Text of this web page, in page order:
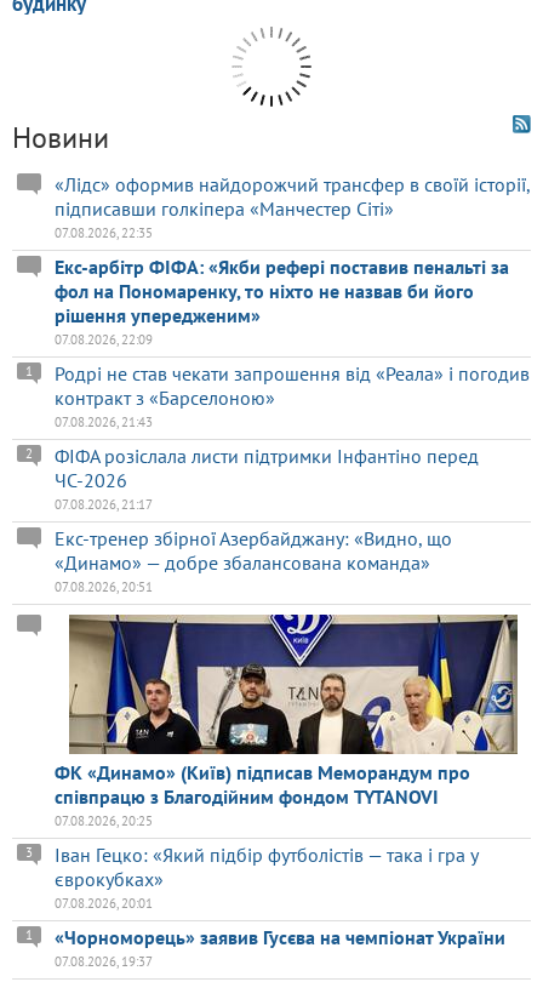
Новини
«Лідс» оформив найдорожчий трансфер в своїй історії,
підписавши голкіпера «Манчестер Сіті»
07.08.2026, 22:35
Екс-арбітр ФІФА: «Якби рефері поставив пенальті за
фол на Пономаренку, то ніхто не назвав би його
рішення упередженим»
07.08.2026, 22:09
Родрі не став чекати запрошення від «Реала» і погодив
контракт з «Барселоною»
1
07.08.2026, 21:43
ФІФА розіслала листи підтримки Інфантіно перед
ЧС-2026
2
07.08.2026, 21:17
Екс-тренер збірної Азербайджану: «Видно, що
«Динамо» — добре збалансована команда»
07.08.2026, 20:51
ФК «Динамо» (Київ) підписав Меморандум про
співпрацю з Благодійним фондом TYTANOVI
07.08.2026, 20:25
Іван Гецко: «Який підбір футболістів — така і гра у
єврокубках»
3
07.08.2026, 20:01
«Чорноморець» заявив Гусєва на чемпіонат України
1
07.08.2026, 19:37